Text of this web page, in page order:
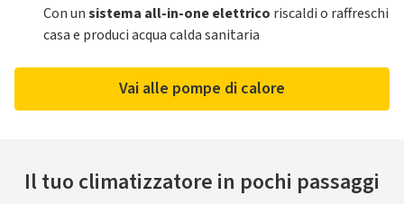
Con unsistema all-in-one elettrico riscaldi o raffreschi
casa e produci acqua calda sanitaria
Vai alle pompe di calore
Il tuo climatizzatore in pochi passaggi